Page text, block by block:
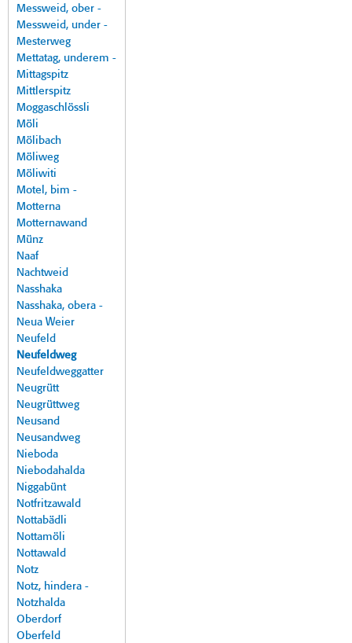
Messweid, ober -
Messweid, under -
Mesterweg
Mettatag, underem -
Mittagspitz
Mittlerspitz
Moggaschlössli
Möli
Mölibach
Möliweg
Möliwiti
Motel, bim -
Motterna
Motternawand
Münz
Naaf
Nachtweid
Nasshaka
Nasshaka, obera -
Neua Weier
Neufeld
Neufeldweg
Neufeldweggatter
Neugrütt
Neugrüttweg
Neusand
Neusandweg
Nieboda
Niebodahalda
Niggabünt
Notfritzawald
Nottabädli
Nottamöli
Nottawald
Notz
Notz, hindera -
Notzhalda
Oberdorf
Oberfeld